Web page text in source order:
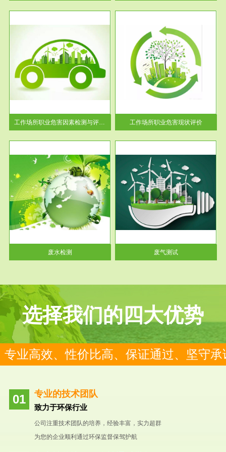
工作场所职业危害因素检测与评价...
服务范围
工作场所职业危害现状评价
【现状评价意义】：具体因素---
-通过质谱分析等多种手段明确
工作场...
工作场所职业危害现状评价
废水检测
服务范围
废气测试
检测范围工业废气检测包括有机
废气和无机废气。有机废气主要
包括...
废气测试
选择我们的四大优势
专业高效、性价比高、保证通过、坚守承
专业的技术团队
致力于环保行业
公司注重技术团队的培养，经验丰富，实力超群
为您的企业顺利通过环保监督保驾护航